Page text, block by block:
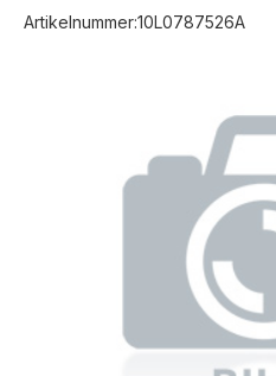
Artikelnummer:10L0787526A